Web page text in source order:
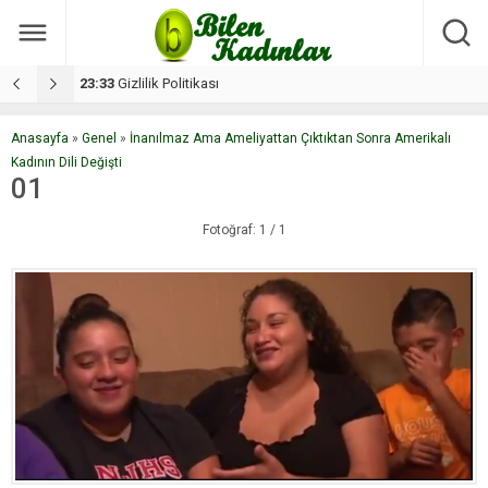
17:08 Dilan, düğününe 5 gün kala hayatını kaybetti
Anasayfa » Genel » İnanılmaz Ama Ameliyattan Çıktıktan Sonra Amerikalı
Kadının Dili Değişti
01
Fotoğraf: 1 / 1